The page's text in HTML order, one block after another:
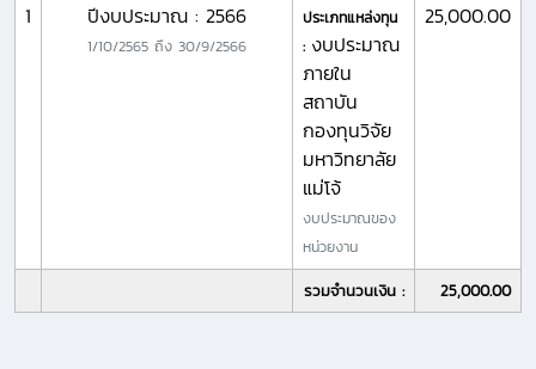
1 ปีงบประมาณ : 2566
1/10/2565 ถึง 30/9/2566
ประเภทแหล่งทุน
: งบประมาณ
ภายใน
สถาบัน
กองทุนวิจัย
มหาวิทยาลัย
แม่โจ้
งบประมาณของ
หน่วยงาน
25,000.00
รวมจำนวนเงิน : 25,000.00